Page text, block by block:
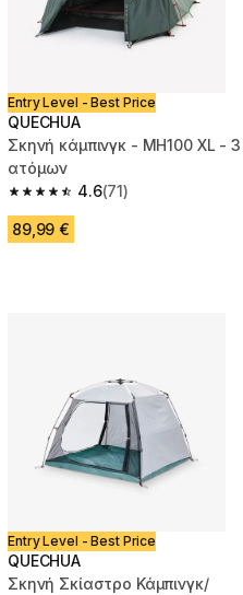
Entry Level - Best Price
QUECHUA
Σκηνή κάμπινγκ - MH100 XL - 3
ατόμων
4.6
4.6 out of 5 stars from 71
(71)
89,99 €
Entry Level - Best Price
QUECHUA
Σκηνή Σκίαστρο Κάμπινγκ/